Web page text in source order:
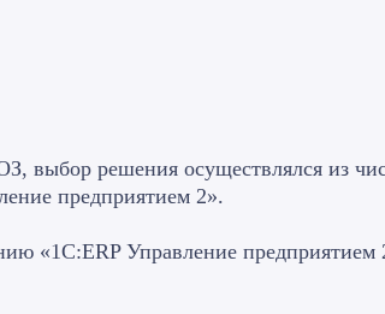
выбор решения осуществлялся из
предприятием 2».
«1С:ERP Управление